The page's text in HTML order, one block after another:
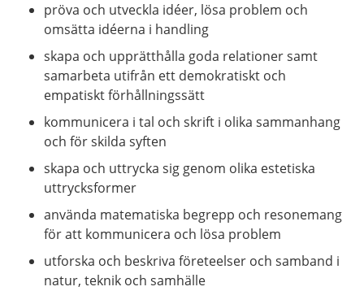
pröva och utveckla idéer, lösa problem och
omsätta idéerna i handling
skapa och upprätthålla goda relationer samt
samarbeta utifrån ett demokratiskt och
empatiskt förhållningssätt
kommunicera i tal och skrift i olika sammanhang
och för skilda syften
skapa och uttrycka sig genom olika estetiska
uttrycksformer
använda matematiska begrepp och resonemang
för att kommunicera och lösa problem
utforska och beskriva företeelser och samband i
natur, teknik och samhälle